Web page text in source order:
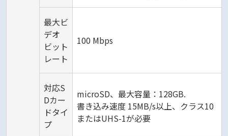
最大ビ
デオ
ビット
レート
100 Mbps
対応S
Dカー
ドタイ
プ
microSD、最大容量：128GB.
書き込み速度 15MB/s以上、クラス10
またはUHS-1が必要